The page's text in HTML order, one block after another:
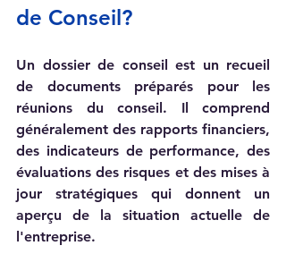
de Conseil?
Un dossier de conseil est un recueil
de documents préparés pour les
réunions du conseil. Il comprend
généralement des rapports financiers,
des indicateurs de performance, des
évaluations des risques et des mises à
jour stratégiques qui donnent un
aperçu de la situation actuelle de
l'entreprise.